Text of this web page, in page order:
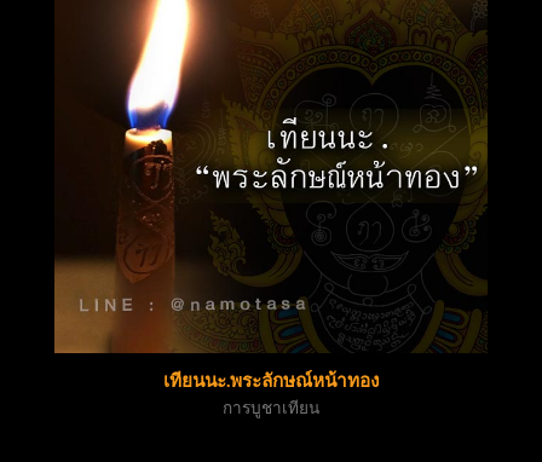
เทียนนะ.พระลักษณ์หน้าทอง
การบูชาเทียน